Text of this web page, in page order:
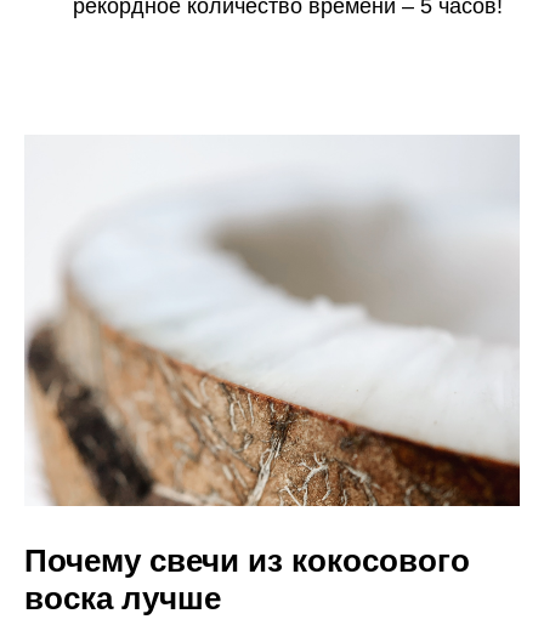
рекордное количество времени – 5 часов!
Почему свечи из кокосового
воска лучше